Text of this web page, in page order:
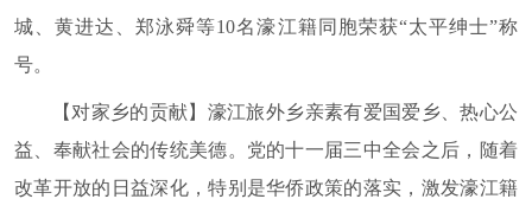
城、黄进达、郑泳舜等10名濠江籍同胞荣获“太平绅士”称
号。
【对家乡的贡献】 濠江旅外乡亲素有爱国爱乡、热心公
益、奉献社会的传统美德。党的十一届三中全会之后，随着
改革开放的日益深化，特别是华侨政策的落实，激发濠江籍